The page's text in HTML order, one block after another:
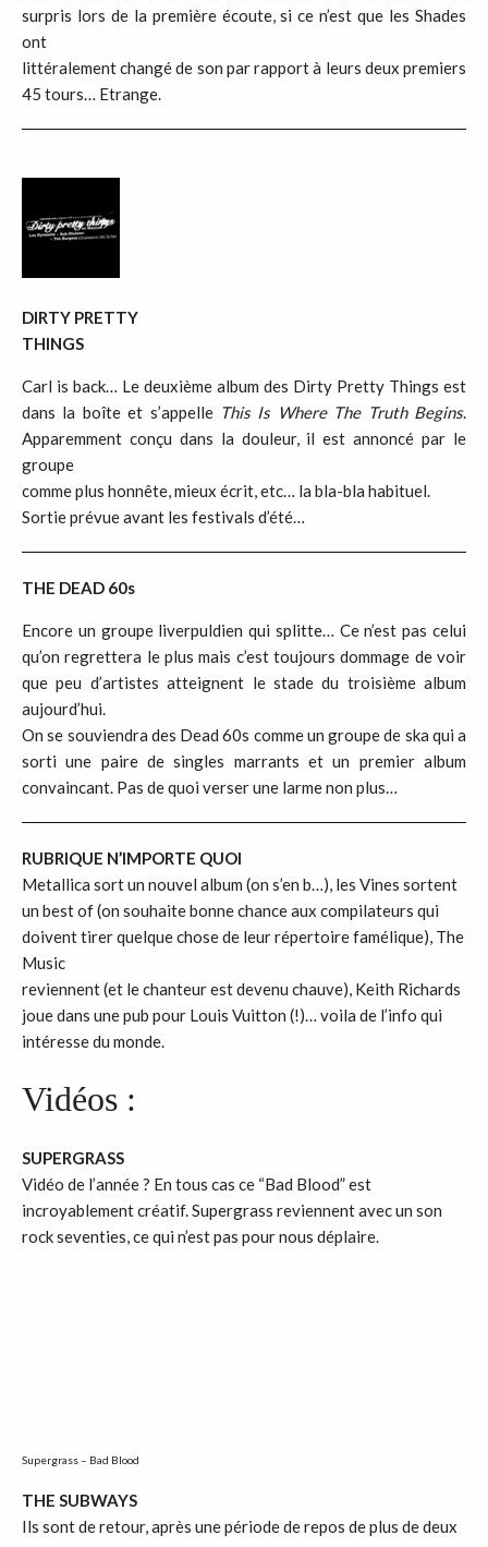
surpris lors de la première écoute, si ce n’est que les Shades
ont
littéralement changé de son par rapport à leurs deux premiers
45 tours… Etrange.
DIRTY PRETTY
THINGS
Carl is back… Le deuxième album des Dirty Pretty Things est
dans la boîte et s’appelle This Is Where The Truth Begins.
Apparemment conçu dans la douleur, il est annoncé par le
groupe
comme plus honnête, mieux écrit, etc… la bla-bla habituel.
Sortie prévue avant les festivals d’été…
THE DEAD 60s
Encore un groupe liverpuldien qui splitte… Ce n’est pas celui
qu’on regrettera le plus mais c’est toujours dommage de voir
que peu d’artistes atteignent le stade du troisième album
aujourd’hui.
On se souviendra des Dead 60s comme un groupe de ska qui a
sorti une paire de singles marrants et un premier album
convaincant. Pas de quoi verser une larme non plus…
RUBRIQUE N’IMPORTE QUOI
Metallica sort un nouvel album (on s’en b…), les Vines sortent
un best of (on souhaite bonne chance aux compilateurs qui
doivent tirer quelque chose de leur répertoire famélique), The
Music
reviennent (et le chanteur est devenu chauve), Keith Richards
joue dans une pub pour Louis Vuitton (!)… voila de l’info qui
intéresse du monde.
Vidéos :
SUPERGRASS
Vidéo de l’année ? En tous cas ce “Bad Blood” est
incroyablement créatif. Supergrass reviennent avec un son
rock seventies, ce qui n’est pas pour nous déplaire.
Supergrass – Bad Blood
THE SUBWAYS
Ils sont de retour, après une période de repos de plus de deux